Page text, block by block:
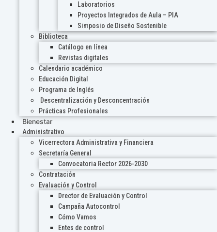
Laboratorios
Proyectos Integrados de Aula – PIA
Simposio de Diseño Sostenible
Biblioteca
Catálogo en línea
Revistas digitales
Calendario académico
Educación Digital
Programa de Inglés
Descentralización y Desconcentración
Prácticas Profesionales
Bienestar
Administrativo
Vicerrectora Administrativa y Financiera
Secretaría General
Convocatoria Rector 2026-2030
Contratación
Evaluación y Control
Drector de Evaluación y Control
Campaña Autocontrol
Cómo Vamos
Entes de control